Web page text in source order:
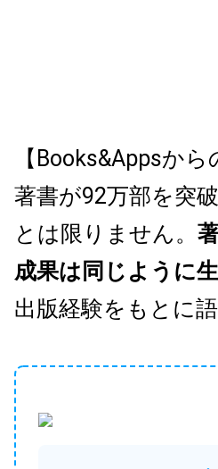
【Books&Appsから
著書が92万部を突
とは限りません。
成果は同じように
出版経験をもとに